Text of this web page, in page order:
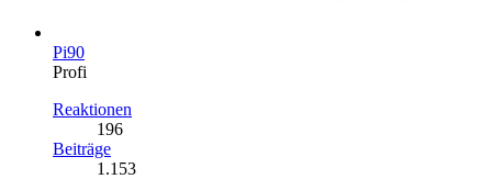
Pi90
Profi
Reaktionen
196
Beiträge
1.153